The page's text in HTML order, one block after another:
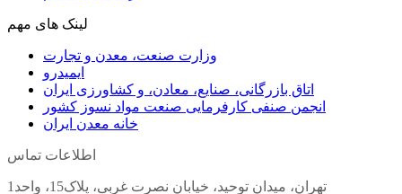
لینک های مهم
وزارت صنعت، معدن و تجارت
ایمیدرو
اتاق بازرگانی، صنایع، معادن، و کشاورزی ایران
انجمن صنفی کارفرمایی صنعت مواد نسوز کشور
خانه معدن ایران
اطلاعات تماس
تهران، میدان توحید، خیابان نصرت غربی، پلاک15، واحد1